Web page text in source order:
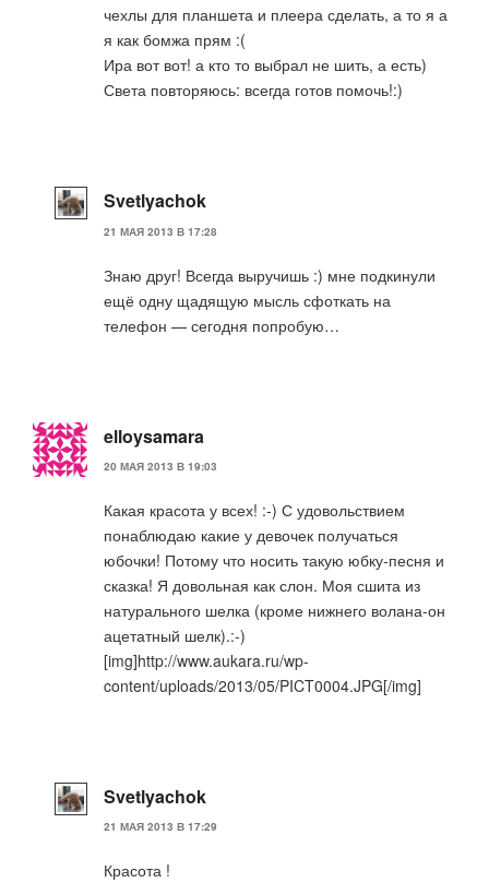
чехлы для планшета и плеера сделать, а то я а
я как бомжа прям :(
Ира вот вот! а кто то выбрал не шить, а есть)
Света повторяюсь: всегда готов помочь!:)
Svetlyachok
21 МАЯ 2013 В 17:28
Знаю друг! Всегда выручишь :) мне подкинули
ещё одну щадящую мысль сфоткать на
телефон — сегодня попробую…
elloysamara
20 МАЯ 2013 В 19:03
Какая красота у всех! :-) С удовольствием
понаблюдаю какие у девочек получаться
юбочки! Потому что носить такую юбку-песня и
сказка! Я довольная как слон. Моя сшита из
натурального шелка (кроме нижнего волана-он
ацетатный шелк).:-)
[img]http://www.aukara.ru/wp-
content/uploads/2013/05/PICT0004.JPG[/img]
Svetlyachok
21 МАЯ 2013 В 17:29
Красота !